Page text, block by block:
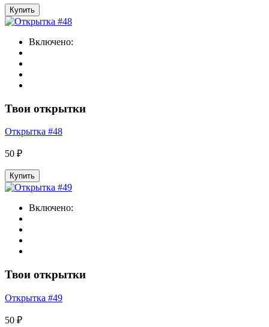
Купить
Включено:
Твои открытки
Открытка #48
50 ₽
Купить
Включено:
Твои открытки
Открытка #49
50 ₽